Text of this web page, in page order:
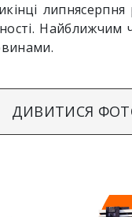
липнясерпня
ДИВИТИСЯ